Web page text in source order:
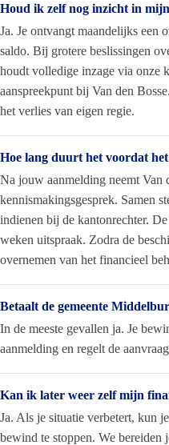
Houd ik zelf nog inzicht in
Ja. Je ontvangt maandelijks een
saldo. Bij grotere beslissingen
houdt volledige inzage via onze
aanspreekpunt bij Van den
het verlies van eigen regie.
Hoe lang duurt het voordat
Na jouw aanmelding neemt Van
kennismakingsgesprek. Samen
indienen bij de kantonrechter.
weken uitspraak. Zodra de
overnemen van het financieel
Betaalt de gemeente
In de meeste gevallen ja. Je
aanmelding en regelt de
Kan ik later weer zelf mijn
Ja. Als je situatie verbetert, kun
bewind te stoppen. We bereiden